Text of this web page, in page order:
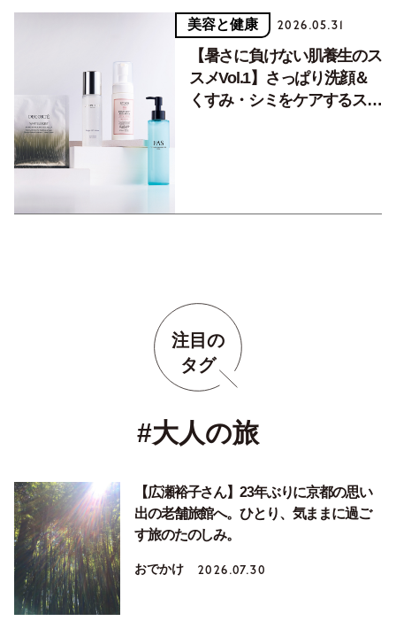
美容と健康 2026.05.31
【暑さに負けない肌養生のス
スメVol.1】さっぱり洗顔＆
くすみ・シミをケアするスキ
注目の
タグ
#大人の旅
【広瀬裕子さん】23年ぶりに京都の思い
出の老舗旅館へ。ひとり、気ままに過ご
す旅のたのしみ。
おでかけ 2026.07.30